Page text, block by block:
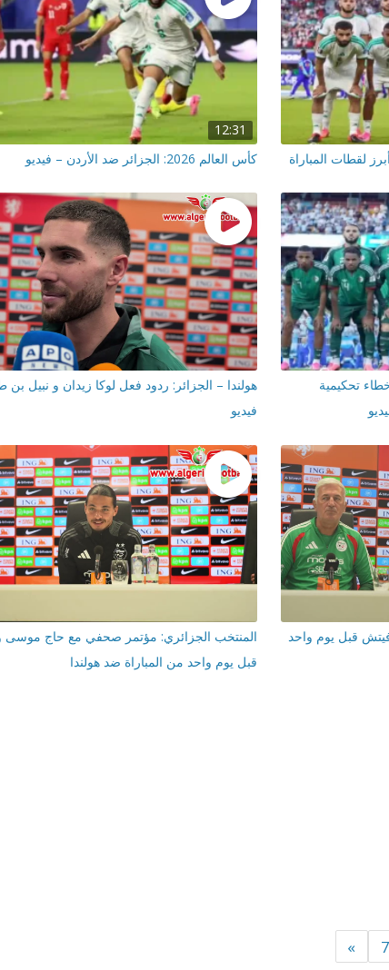
12:31
كأس العالم 2026: الجزائر ضد الأردن – فيديو
أخطاء تحكيمية
هولندا – الجزائر: ردود فعل لوكا زيدان و نبيل بن
فيديو
قبل يوم واحد
المنتخب الجزائري: مؤتمر صحفي مع حاج موسى
قبل يوم واحد من المباراة ضد هولندا
7
»